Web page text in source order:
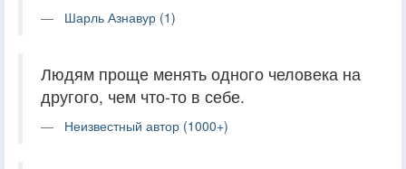
Шарль Азнавур (1)
Людям проще менять одного человека на
другого, чем что-то в себе.
Неизвестный автор (1000+)